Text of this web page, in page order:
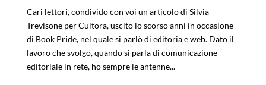
Cari lettori, condivido con voi un articolo di Silvia
Trevisone per Cultora, uscito lo scorso anni in occasione
di Book Pride, nel quale si parlò di editoria e web. Dato il
lavoro che svolgo, quando si parla di comunicazione
editoriale in rete, ho sempre le antenne...